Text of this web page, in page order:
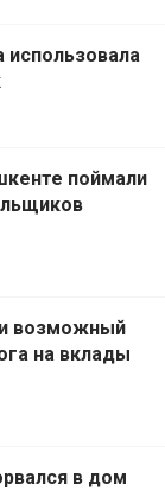
использовала
поймали
возможный
на вклады
в дом